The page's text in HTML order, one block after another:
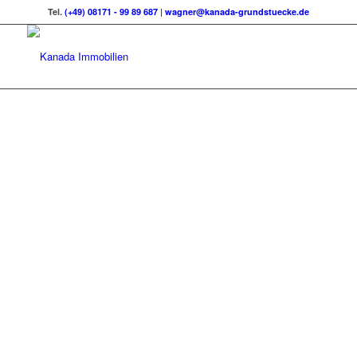
Tel. (+49) 08171 - 99 89 687| wagner@kanada-grundstuecke.de